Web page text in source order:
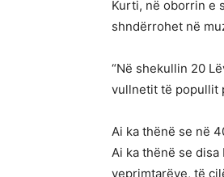
Kurti, në oborrin e
shndërrohet në
“Në shekullin 20
vullnetit të popullit
Ai ka thënë se në
Ai ka thënë se
veprimtarëve, të